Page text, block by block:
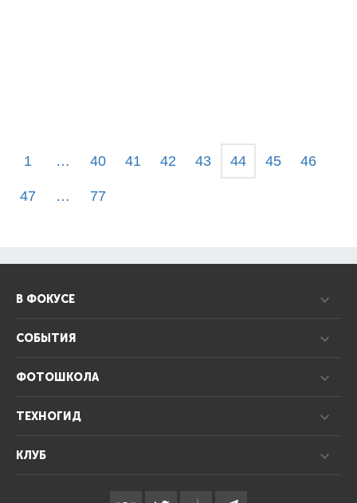
1 … 40 41 42 43 44 45 46
47 … 77
В ФОКУСЕ
СОБЫТИЯ
ФОТОШКОЛА
ТЕХНОГИД
КЛУБ